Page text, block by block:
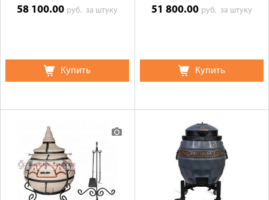
58 100.00 руб.за штуку
Купить
51 800.00 руб. за штуку
Купить